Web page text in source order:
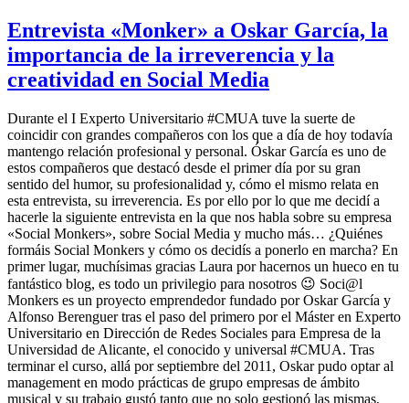
Entrevista «Monker» a Oskar García, la
importancia de la irreverencia y la
creatividad en Social Media
Durante el I Experto Universitario #CMUA tuve la suerte de
coincidir con grandes compañeros con los que a día de hoy todavía
mantengo relación profesional y personal. Óskar García es uno de
estos compañeros que destacó desde el primer día por su gran
sentido del humor, su profesionalidad y, cómo el mismo relata en
esta entrevista, su irreverencia. Es por ello por lo que me decidí a
hacerle la siguiente entrevista en la que nos habla sobre su empresa
«Social Monkers», sobre Social Media y mucho más… ¿Quiénes
formáis Social Monkers y cómo os decidís a ponerlo en marcha? En
primer lugar, muchísimas gracias Laura por hacernos un hueco en tu
fantástico blog, es todo un privilegio para nosotros 😉 Soci@l
Monkers es un proyecto emprendedor fundado por Oskar García y
Alfonso Berenguer tras el paso del primero por el Máster en Experto
Universitario en Dirección de Redes Sociales para Empresa de la
Universidad de Alicante, el conocido y universal #CMUA. Tras
terminar el curso, allá por septiembre del 2011, Oskar pudo optar al
management en modo prácticas de grupo empresas de ámbito
musical y su trabajo gustó tanto que no solo gestionó las mismas,